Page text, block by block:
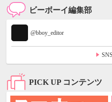
ビーボーイ編集部
@bboy_editor
PICK UP コンテンツ